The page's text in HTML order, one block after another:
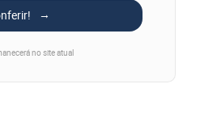
no site atual